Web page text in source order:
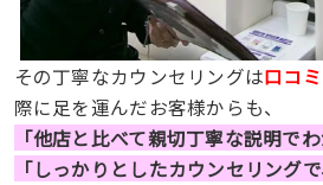
その丁寧なカウンセリングは口コミ
際に足を運んだお客様からも、
「他店と比べて親切丁寧な説明で
「しっかりとしたカウンセリング